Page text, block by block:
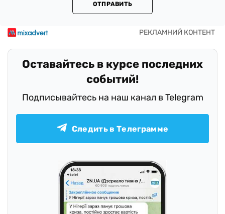
ОТПРАВИТЬ
Оставайтесь в курсе последних
событий!
Подписывайтесь на наш канал в Telegram
Следить в Телеграмме